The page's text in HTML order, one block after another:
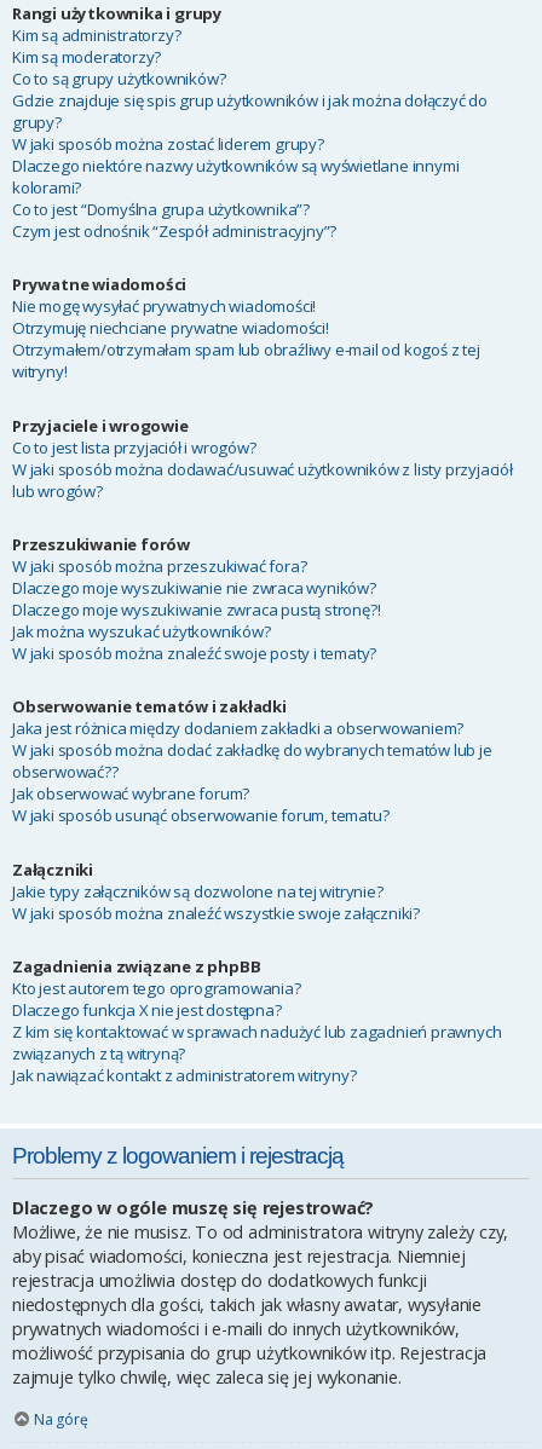
Rangi użytkownika i grupy
Kim są administratorzy?
Kim są moderatorzy?
Co to są grupy użytkowników?
Gdzie znajduje się spis grup użytkowników i jak można dołączyć do
grupy?
W jaki sposób można zostać liderem grupy?
Dlaczego niektóre nazwy użytkowników są wyświetlane innymi
kolorami?
Co to jest “Domyślna grupa użytkownika”?
Czym jest odnośnik “Zespół administracyjny”?
Prywatne wiadomości
Nie mogę wysyłać prywatnych wiadomości!
Otrzymuję niechciane prywatne wiadomości!
Otrzymałem/otrzymałam spam lub obraźliwy e-mail od kogoś z tej
witryny!
Przyjaciele i wrogowie
Co to jest lista przyjaciół i wrogów?
W jaki sposób można dodawać/usuwać użytkowników z listy przyjaciół
lub wrogów?
Przeszukiwanie forów
W jaki sposób można przeszukiwać fora?
Dlaczego moje wyszukiwanie nie zwraca wyników?
Dlaczego moje wyszukiwanie zwraca pustą stronę?!
Jak można wyszukać użytkowników?
W jaki sposób można znaleźć swoje posty i tematy?
Obserwowanie tematów i zakładki
Jaka jest różnica między dodaniem zakładki a obserwowaniem?
W jaki sposób można dodać zakładkę do wybranych tematów lub je
obserwować??
Jak obserwować wybrane forum?
W jaki sposób usunąć obserwowanie forum, tematu?
Załączniki
Jakie typy załączników są dozwolone na tej witrynie?
W jaki sposób można znaleźć wszystkie swoje załączniki?
Zagadnienia związane z phpBB
Kto jest autorem tego oprogramowania?
Dlaczego funkcja X nie jest dostępna?
Z kim się kontaktować w sprawach nadużyć lub zagadnień prawnych
związanych z tą witryną?
Jak nawiązać kontakt z administratorem witryny?
Problemy z logowaniem i rejestracją
Dlaczego w ogóle muszę się rejestrować?
Możliwe, że nie musisz. To od administratora witryny zależy czy,
aby pisać wiadomości, konieczna jest rejestracja. Niemniej
rejestracja umożliwia dostęp do dodatkowych funkcji
niedostępnych dla gości, takich jak własny awatar, wysyłanie
prywatnych wiadomości i e-maili do innych użytkowników,
możliwość przypisania do grup użytkowników itp. Rejestracja
zajmuje tylko chwilę, więc zaleca się jej wykonanie.
Na górę